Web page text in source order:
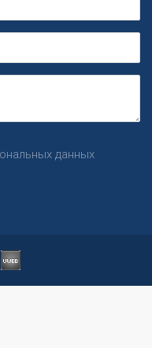
данных